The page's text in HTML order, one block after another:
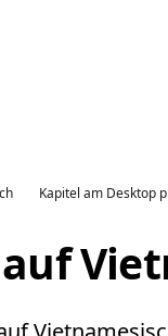
Kapitel am Desktop